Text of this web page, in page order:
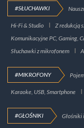
#SŁUCHAWKI
Hi-Fi & Studio Z redukcją
Komunikacyjne PC, Gaming,
Słuchawki z mikrofonem
#MIKROFONY
Karaoke, USB, Smartphone
#GŁOŚNIKI